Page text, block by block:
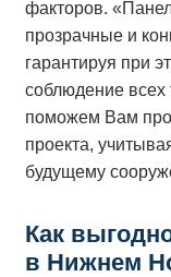
факторов.
прозрачные и
гарантируя при
соблюдение всех
поможем Вам
проекта,
будущему
Как
в Нижнем